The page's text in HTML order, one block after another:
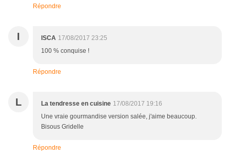
Répondre
I ISCA 17/08/2017 23:25
100 % conquise !
Répondre
L La tendresse en cuisine 17/08/2017 19:16
Une vraie gourmandise version salée, j'aime beaucoup.
Bisous Gridelle
Répondre